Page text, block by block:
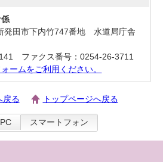
田市下内竹747番地 水道局庁舎
ファクス番号：0254-26-3711
ームをご利用ください。
戻る トップページへ戻る
PC スマートフォン